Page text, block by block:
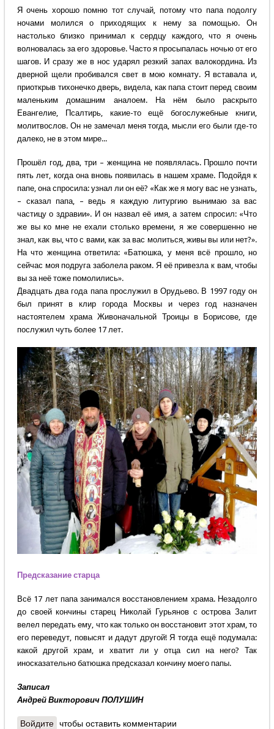
Я очень хорошо помню тот случай, потому что папа подолгу
ночами молился о приходящих к нему за помощью. Он
настолько близко принимал к сердцу каждого, что я очень
волновалась за его здоровье. Часто я просыпалась ночью от его
шагов. И сразу же в нос ударял резкий запах валокордина. Из
дверной щели пробивался свет в мою комнату. Я вставала и,
приоткрыв тихонечко дверь, видела, как папа стоит перед своим
маленьким домашним аналоем. На нём было раскрыто
Евангелие, Псалтирь, какие-то ещё богослужебные книги,
молитвослов. Он не замечал меня тогда, мысли его были где-то
далеко, не в этом мире...
Прошёл год, два, три – женщина не появлялась. Прошло почти
пять лет, когда она вновь появилась в нашем храме. Подойдя к
папе, она спросила: узнал ли он её? «Как же я могу вас не узнать,
– сказал папа, – ведь я каждую литургию вынимаю за вас
частицу о здравии». И он назвал её имя, а затем спросил: «Что
же вы ко мне не ехали столько времени, я же совершенно не
знал, как вы, что с вами, как за вас молиться, живы вы или нет?».
На что женщина ответила: «Батюшка, у меня всё прошло, но
сейчас моя подруга заболела раком. Я её привезла к вам, чтобы
вы за неё тоже помолились».
Двадцать два года папа прослужил в Орудьево. В 1997 году он
был принят в клир города Москвы и через год назначен
настоятелем храма Живоначальной Троицы в Борисове, где
послужил чуть более 17 лет.
Предсказание старца
Всё 17 лет папа занимался восстановлением храма. Незадолго
до своей кончины старец Николай Гурьянов с острова Залит
велел передать ему, что как только он восстановит этот храм, то
его переведут, повысят и дадут другой! Я тогда ещё подумала:
какой другой храм, и хватит ли у отца сил на него? Так
иносказательно батюшка предсказал кончину моего папы.
Записал
Андрей Викторович ПОЛУШИН
Войдите чтобы оставить комментарии